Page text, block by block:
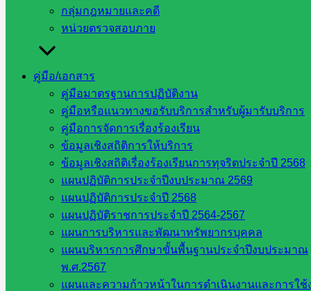
กลุ่มกฎหมายและคดี
หน่วยตรวจสอบภาย
คู่มือ/เอกสาร
คู่มือมาตรฐานการปฏิบัติงาน
คู่มือหรือแนวทางขอรับบริการสำหรับผู้มารับบริการ
คู่มือการจัดการเรื่องร้องเรียน
ข้อมูลเชิงสถิติการให้บริการ
ข้อมูลเชิงสถิติเรื่องร้องเรียนการทุจริตประจำปี 2568
แผนปฏิบัติการประจำปีงบประมาณ 2569
แผนปฏิบัติการประจำปี 2568
แผนปฏิบัติราชการประจำปี 2564-2567
แผนการบริหารและพัฒนาทรัพยากรบุคคล
แผนบริหารการศึกษาขั้นพื้นฐานประจำปีงบประมาณ
พ.ศ.2567
แผนและความก้าวหน้าในการดำเนินงานและการใช้
ประจำปีการศึกษา 2569
พฤษภาคม 28, 2026
การศึกษาทางไกลฯ
การอบรมโครงการ “เด็กสระแก้วรวมใจ
ขับขี่ปลอดภัย สร้างวินัยจราจร”ประจำ
ปีงบประมาณ ๒๕๖๘
สิงหาคม 21, 2025สิงหาคม 21, 2025
วันพุธ ที่ ๒๐ สิงหาคม พ.ศ ๒๕๖๘ สำนักงานเขตพื้นที่การศึก […]